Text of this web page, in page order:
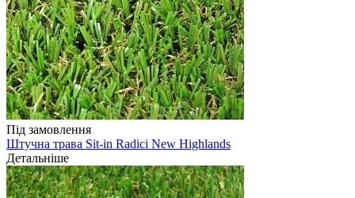
Під замовлення
Штучна трава Sit-in Radici New Highlands
Детальніше